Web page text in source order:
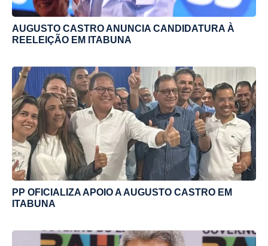
AUGUSTO CASTRO ANUNCIA CANDIDATURA À
REELEIÇÃO EM ITABUNA
PP OFICIALIZA APOIO A AUGUSTO CASTRO EM
ITABUNA